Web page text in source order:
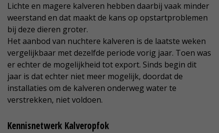
Lichte en magere kalveren hebben daarbij vaak minder
weerstand en dat maakt de kans op opstartproblemen
bij deze dieren groter.
Het aanbod van nuchtere kalveren is de laatste weken
vergelijkbaar met dezelfde periode vorig jaar. Toen was
er echter de mogelijkheid tot export. Sinds begin dit
jaar is dat echter niet meer mogelijk, doordat de
installaties om de kalveren onderweg water te
verstrekken, niet voldoen.
Kennisnetwerk Kalveropfok